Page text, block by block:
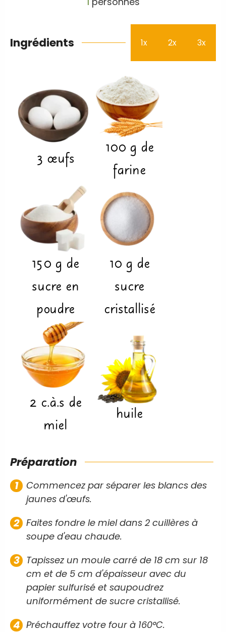
Ingrédients 1x 2x 3x
3 œufs
100 g de
farine
150 g de
sucre en
poudre
10 g de
sucre
cristallisé
2 c.à.s de
miel
huile
Préparation
Commencez par séparer les blancs des
jaunes d'œufs.
Faites fondre le miel dans 2 cuillères à
soupe d'eau chaude.
Tapissez un moule carré de 18 cm sur 18
cm et de 5 cm d'épaisseur avec du
papier sulfurisé et saupoudrez
uniformément de sucre cristallisé.
Préchauffez votre four à 160°C.